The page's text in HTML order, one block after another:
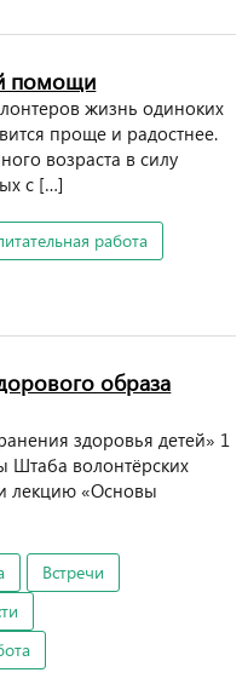
помощи
жизнь одиноких
проще и радостнее.
возраста в силу
с […]
работа
образа
здоровья детей» 1
волонтёрских
лекцию «Основы
Встречи